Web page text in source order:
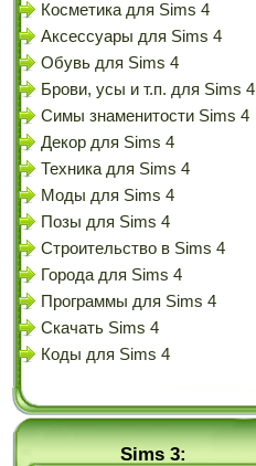
Косметика для Sims 4
Аксессуары для Sims 4
Обувь для Sims 4
Брови, усы и т.п. для Sims 4
Симы знаменитости Sims 4
Декор для Sims 4
Техника для Sims 4
Моды для Sims 4
Позы для Sims 4
Строительство в Sims 4
Города для Sims 4
Программы для Sims 4
Скачать Sims 4
Коды для Sims 4
Sims 3: